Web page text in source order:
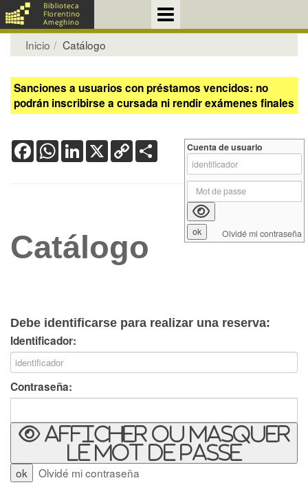
Inicio Catálogo
Sanciones a usuarios con préstamos vencidos: no
podrán inscribirse a cursada ni rendir exámenes finales
FacebookWhatsApp
LinkedIn
X Copy
Link
Catálogo
Debe identificarse para realizar una reserva:
Identificador:
Contraseña:
Afficher ou masquer
le mot de passe
Olvidé mi contraseña
Cuenta de usuario
Olvidé mi contraseña